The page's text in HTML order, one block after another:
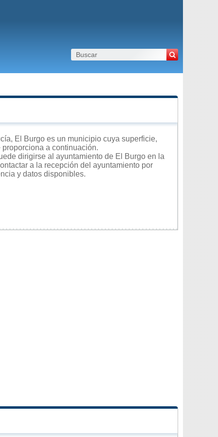
El Burgo es un municipio cuya superficie,
a continuación.
dirigirse al ayuntamiento de El Burgo en la
a la recepción del ayuntamiento por
y datos disponibles.